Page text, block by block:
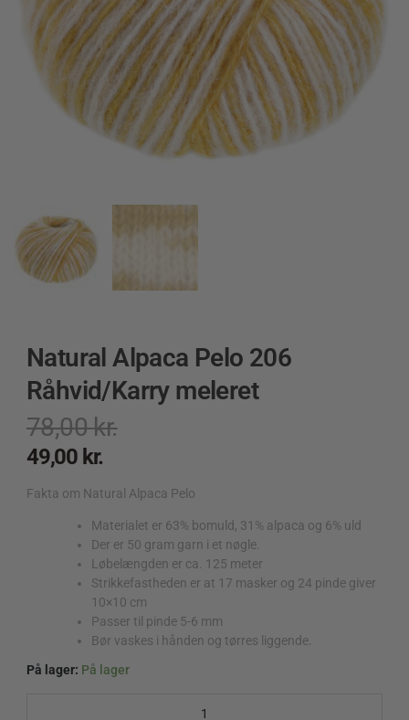
Natural Alpaca Pelo 206
Råhvid/Karry meleret
78,00kr.
49,00 kr.
Fakta om Natural Alpaca Pelo
Materialet er 63% bomuld, 31% alpaca og 6% uld
Der er 50 gram garn i et nøgle.
Løbelængden er ca. 125 meter
Strikkefastheden er at 17 masker og 24 pinde giver
10×10 cm
Passer til pinde 5-6 mm
Bør vaskes i hånden og tørres liggende.
På lager: På lager
Natural